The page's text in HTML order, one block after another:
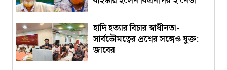
হাদি হত্যার বিচার স্বাধীনতা-
সার্বভৌমত্বের প্রশ্নের সঙ্গেও যুক্ত:
জাবের